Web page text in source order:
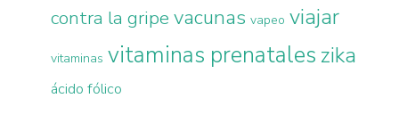
contra la gripe vacunas vapeo viajar
vitaminas vitaminas prenatales zika
ácido fólico